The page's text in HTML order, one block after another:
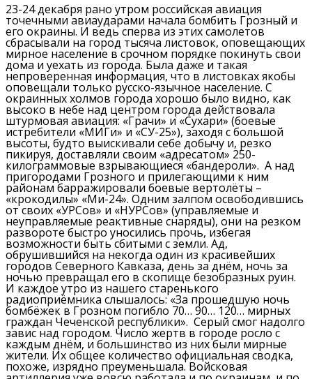
23-24 декабря рано утром российская авиация
точечными авиаударами начала бомбить Грозный и
его окраины. И ведь сперва из этих самолетов
сбрасывали на город тысяча листовок, оповещающих
мирное население в срочном порядке покинуть свои
дома и уехать из города. Была даже и такая
непроверенная информация, что в листовках якобы
оповещали только русско-язычное население. С
окраинных холмов города хорошо было видно, как
высоко в небе над центром города действовала
штурмовая авиация: «Грачи» и «Сухари» (боевые
истребители «МИГи» и «СУ-25»), заходя с большой
высоты, будто выискивали себе добычу и, резко
пикируя, доставляли своим «адресатом» 250-
килограммовые взрывающиеся «бандероли». А над
пригородами Грозного и прилегающими к ним
районам барражировали боевые вертолёты –
«крокодилы» «Ми-24». Одним залпом освободившись
от своих «УРСов» и «НУРСов» (управляемые и
неуправляемые реактивные снаряды), они на резком
развороте быстро уносились прочь, избегая
возможности быть сбитыми с земли. Ад,
обрушившийся на некогда один из красивейших
городов Северного Кавказа, день за днём, ночь за
ночью превращал его в скопище безобразных руин.
И каждое утро из нашего старенького
радиоприёмника слышалось:«За прошедшую ночь
бомбёжек в Грозном погибло 70… 90… 120… мирных
граждан Чеченской республики». Серый смог надолго
завис над городом. Число жертв в городе росло с
каждым днём, и большинство из них были мирные
жители. Их общее количество официальная сводка,
похоже, изрядно преуменьшала. Войсковая